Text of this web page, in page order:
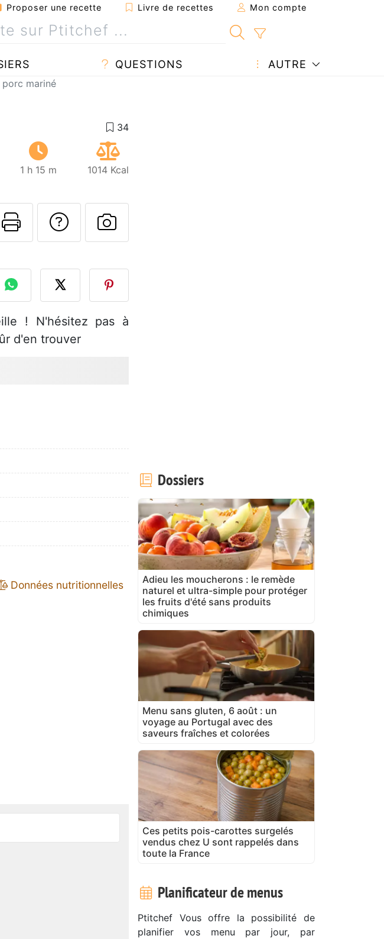
Proposer une recette Livre de recettes Mon compte
QUESTIONS AUTRE
porc mariné
1 h 15 m 1014 Kcal
cette recette à un ami
Imprimer cette page
Poser une question à l'auteur
Publier votre photo de cette
! N'hésitez pas à
d'en trouver
Données nutritionnelles
Dossiers
Adieu les moucherons : le remède
naturel et ultra-simple pour protéger
les fruits d'été sans produits
chimiques
Menu sans gluten, 6 août : un
voyage au Portugal avec des
saveurs fraîches et colorées
Ces petits pois-carottes surgelés
vendus chez U sont rappelés dans
toute la France
Planificateur de menus
Ptitchef Vous offre la possibilité de
planifier vos menu par jour, par